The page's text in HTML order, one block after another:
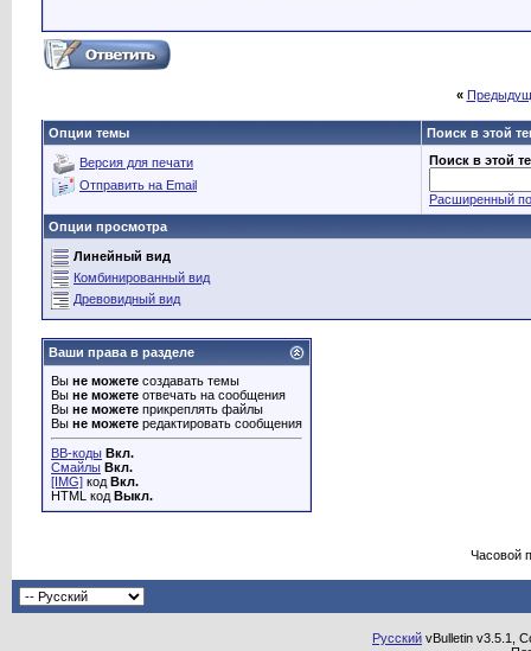
«
Опции темы Поиск в этой
Версия для печати
Отправить на Email
Поиск в этой
Расширенный
Опции просмотра
Линейный вид
Комбинированный вид
Древовидный вид
Ваши права в разделе
Вы не можете создавать темы
Вы не можете отвечать на сообщения
Вы не можете прикреплять файлы
Вы не можете редактировать сообщения
BB-коды Вкл.
Смайлы Вкл.
[IMG] код Вкл.
HTML код Выкл.
Часовой
Русский vBulletin v3.5.1,